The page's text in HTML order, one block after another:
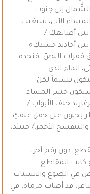
إلى جنوب
يقول: «في المساء الآتي، ستغيب
أصابعكِ./
أخاديد جسدكِ».
فقرات النصّ. فنجده
الآتي، الماء الذي
بلسماً لكلّ
55: «إنْ أتيت، سيكون جسر المساء
خلف الأبواب./
بجنون على حقلِ عنقكِ
الأحمر./ حينئذ،
بادلي لقصيدته إلى 100 مقطع، دون رقم آخر،
كانت المقاطع
في الصوغ والانسياب
قد أصاب مرماه، في